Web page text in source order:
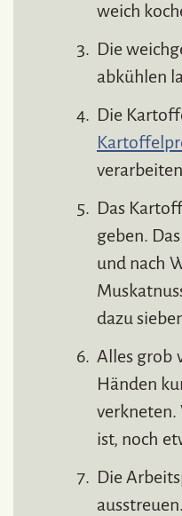
weich
Die
abkühlen
Die
Das
geben.
und nach
dazu
Alles grob
Händen
verkneten.
ist, noch
Die
ausstreuen.